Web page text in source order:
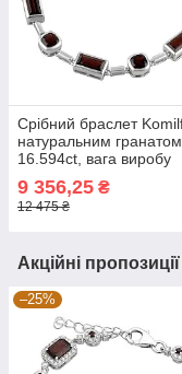
Срібний браслет
натуральним гранатом
16.594ct, вага виробу
17,62 г (2126690) 1921
розмір
9 356,25 ₴
12 475 ₴
Акційні
–25%